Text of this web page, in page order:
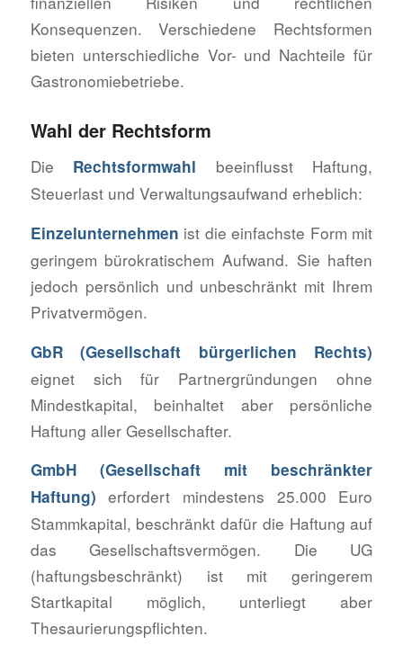
Konsequenzen. Verschiedene Rechtsformen
bieten unterschiedliche Vor- und Nachteile für
Gastronomiebetriebe.
Wahl der Rechtsform
Die Rechtsformwahl beeinflusst Haftung,
Steuerlast und Verwaltungsaufwand erheblich:
Einzelunternehmen ist die einfachste Form mit
geringem bürokratischem Aufwand. Sie haften
jedoch persönlich und unbeschränkt mit Ihrem
Privatvermögen.
GbR (Gesellschaft bürgerlichen Rechts)
eignet sich für Partnergründungen ohne
Mindestkapital, beinhaltet aber persönliche
Haftung aller Gesellschafter.
GmbH (Gesellschaft mit beschränkter
Haftung) erfordert mindestens 25.000 Euro
Stammkapital, beschränkt dafür die Haftung auf
das Gesellschaftsvermögen. Die UG
(haftungsbeschränkt) ist mit geringerem
Startkapital möglich, unterliegt aber
Thesaurierungspflichten.